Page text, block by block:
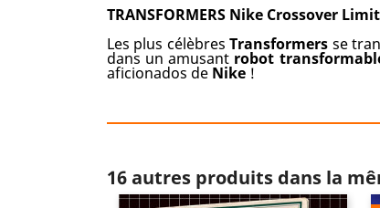
TRANSFORMERS Nike Crossover
Les plus célèbresTransformers se
dans un amusant robot
aficionados de Nike !
16 autres produits dans la